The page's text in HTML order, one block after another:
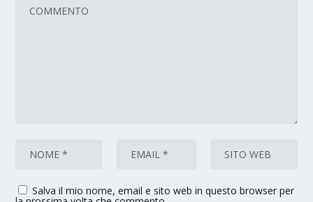
Salva il mio nome, email e sito web in questo browser per